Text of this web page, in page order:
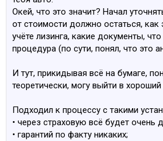
Окей, что это значит? Начал
от стоимости должно остаться, как
учёте лизинга, какие документы,
процедура (по сути, понял, что это
И тут, прикидывая всё на бумаге,
теоретически, могу выйти в
Подходил к процессу с такими
• через страховую всё будет очень
• гарантий по факту никаких;